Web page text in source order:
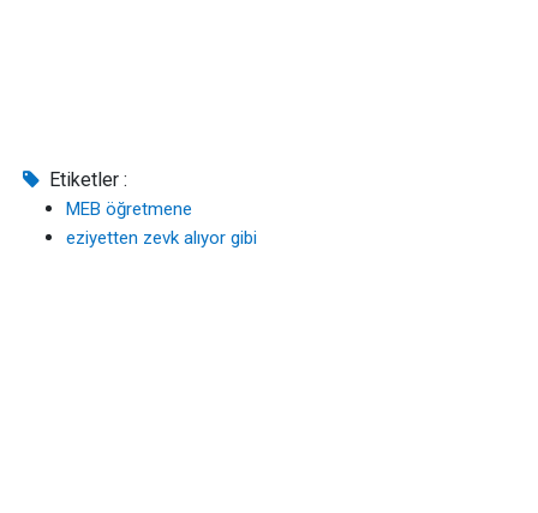
Etiketler :
MEB öğretmene
eziyetten zevk alıyor gibi